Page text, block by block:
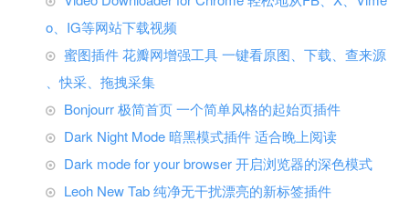
o、IG等网站下载视频
蜜图插件 花瓣网增强工具 一键看原图、下载、查来源
、快采、拖拽采集
Bonjourr 极简首页 一个简单风格的起始页插件
Dark Night Mode 暗黑模式插件 适合晚上阅读
Dark mode for your browser 开启浏览器的深色模式
Leoh New Tab 纯净无干扰漂亮的新标签插件